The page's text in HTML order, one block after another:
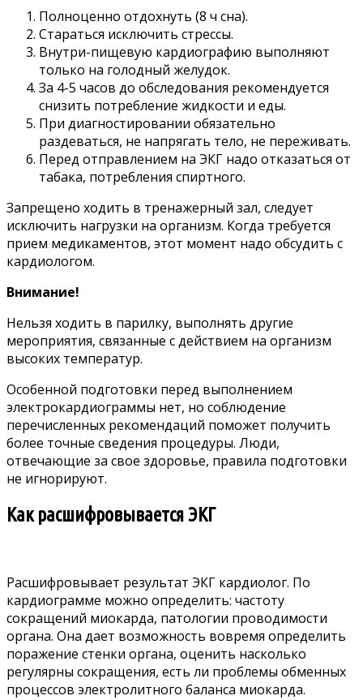
Полноценно отдохнуть (8 ч сна).
Стараться исключить стрессы.
Внутри-пищевую кардиографию выполняют
только на голодный желудок.
За 4-5 часов до обследования рекомендуется
снизить потребление жидкости и еды.
При диагностировании обязательно
раздеваться, не напрягать тело, не переживать.
Перед отправлением на ЭКГ надо отказаться от
табака, потребления спиртного.
Запрещено ходить в тренажерный зал, следует
исключить нагрузки на организм. Когда требуется
прием медикаментов, этот момент надо обсудить с
кардиологом.
Внимание!
Нельзя ходить в парилку, выполнять другие
мероприятия, связанные с действием на организм
высоких температур.
Особенной подготовки перед выполнением
электрокардиограммы нет, но соблюдение
перечисленных рекомендаций поможет получить
более точные сведения процедуры. Люди,
отвечающие за свое здоровье, правила подготовки
не игнорируют.
Как расшифровывается ЭКГ
Расшифровывает результат ЭКГ кардиолог. По
кардиограмме можно определить: частоту
сокращений миокарда, патологии проводимости
органа. Она дает возможность вовремя определить
поражение стенки органа, оценить насколько
регулярны сокращения, есть ли проблемы обменных
процессов электролитного баланса миокарда.